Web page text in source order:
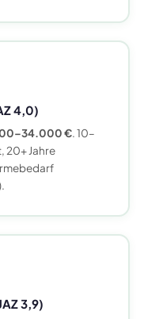
4,0)
€. 10–
20+ Jahre
3,9)